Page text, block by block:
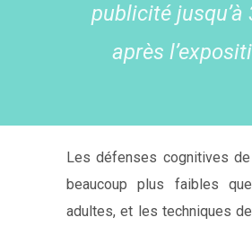
publicité jusqu’à
après
Les défenses cognitives de
beaucoup plus faibles
adultes, et les techniques